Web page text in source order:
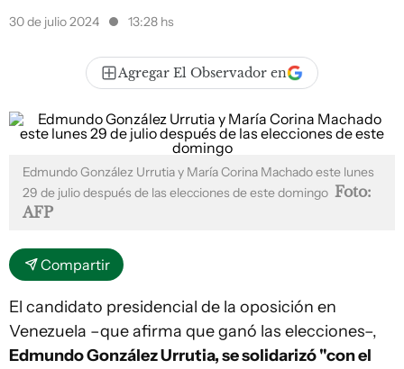
30 de julio 2024 13:28 hs
Agregar El Observador en
Edmundo González Urrutia y María Corina Machado este lunes
29 de julio después de las elecciones de este domingo Foto:
AFP
Compartir
El candidato presidencial de la oposición en
Venezuela –que afirma que ganó las elecciones–,
Edmundo González Urrutia, se solidarizó "con el